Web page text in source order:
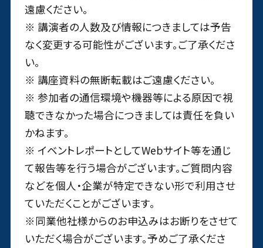
遠慮ください。
※ 講演者の人数及び情報につきましては予告
なく変更する可能性がございます。ご了承くださ
い。
※ 講座資料の無断転載はご遠慮ください。
※ 参加者の通信環境や機器等による原因で視
聴できなかった場合につきましては責任を負い
かねます。
※ イベントレポートとしてWebサイト等を通じ
て報告等を行う場合がございます。ご質問内容
などを個人・企業が特定できない形で利用させ
ていただくことがございます。
※同業他社様からのお申込みはお断りをさせて
いただく場合がございます。予めご了承くださ